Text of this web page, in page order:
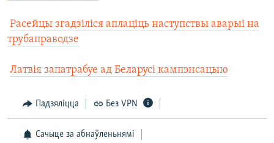
Расейцы згадзіліся аплаціць наступствы аварыі на
трубаправодзе
Латвія запатрабуе ад Беларусі кампэнсацыю
Падзяліцца Без VPN
Сачыце за абнаўленьнямі